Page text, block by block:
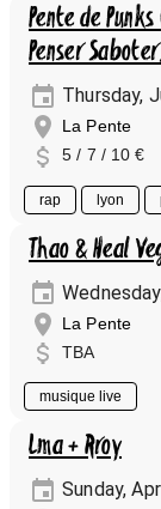
Pente de
Penser
Thursday,
La Pente
5 / 7 / 10 €
rap lyon
Thao & Heal
La Pente
TBA
musique live
Lma + Rroy
Sunday,